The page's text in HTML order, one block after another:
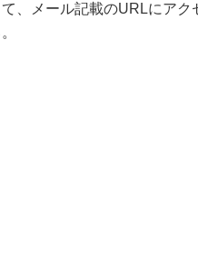
て、メール記載のURLにア